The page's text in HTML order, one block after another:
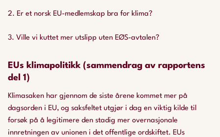
2. Er et norsk EU-medlemskap bra for klima?
3. Ville vi kuttet mer utslipp uten EØS-avtalen?
EUs klimapolitikk (sammendrag av rapportens
del 1)
Klimasaken har gjennom de siste årene kommet mer på
dagsorden i EU, og saksfeltet utgjør i dag en viktig kilde til
forsøk på å legitimere den stadig mer overnasjonale
innretningen av unionen i det offentlige ordskiftet. EUs